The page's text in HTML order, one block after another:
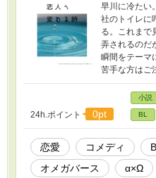
早川に冷たい
社のトイレに
る。これまで
弄されるのだ
瞬間をテーマ
苦手な方はご
24h.ポイント 0pt
小説
BL
恋愛 コメディ
オメガバース
α×Ω